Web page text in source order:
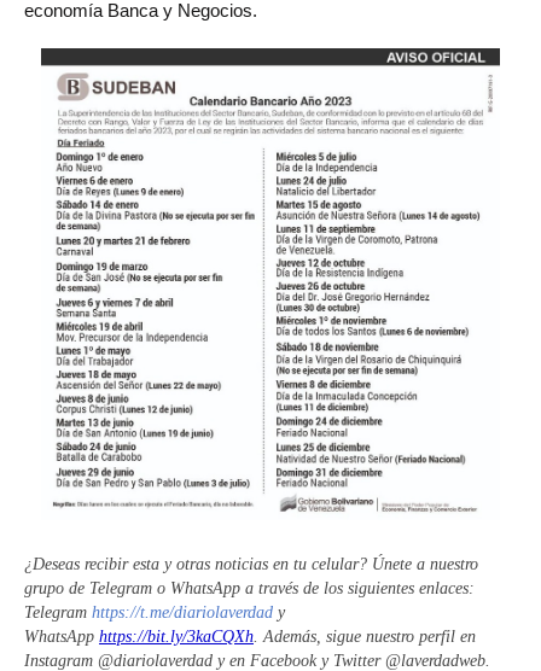
economía Banca y Negocios.
¿Deseas recibir esta y otras noticias en tu celular? Únete a nuestro
grupo de Telegram o WhatsApp a través de los siguientes enlaces:
Telegram https://t.me/diariolaverdad y
WhatsApp https://bit.ly/3kaCQXh . Además, sigue nuestro perfil en
Instagram @diariolaverdad y en Facebook y Twitter @laverdadweb.